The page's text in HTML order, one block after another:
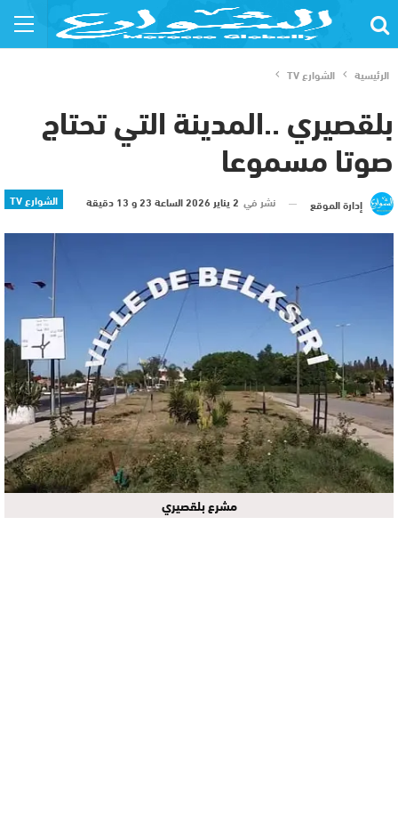
الرئيسية الشوارع TV
بلقصيري ..المدينة التي تحتاج
صوتا مسموعا
الشوارع TV إدارة الموقع نشر في 2 يناير 2026 الساعة 23 و 13 دقيقة
مشرع بلقصيري